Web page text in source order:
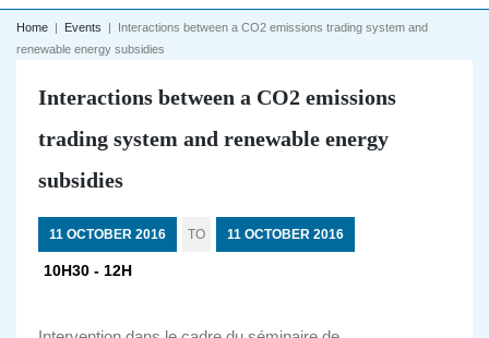
Home | Events | Interactions between a CO2 emissions trading system and
renewable energy subsidies
Interactions between a CO2 emissions
trading system and renewable energy
subsidies
11 OCTOBER 2016 TO 11 OCTOBER 2016
10H30 - 12H